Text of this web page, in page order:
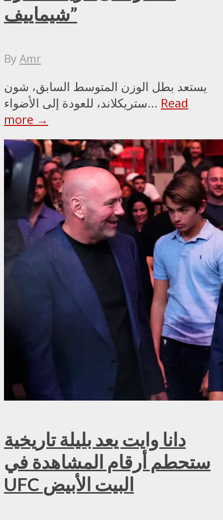
شيماييف”
ByAmr
يستعد بطل الوزن المتوسط السابق، شون
ستريكلاند، للعودة إلى الأضواء... Read
more →
دانا وايت يعد بليلة تاريخية
ستحطم أرقام المشاهدة في
UFC البيت الأبيض